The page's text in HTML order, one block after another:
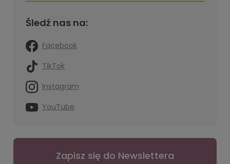
Śledź nas na:
Facebook
TikTok
Instagram
YouTube
Zapisz się do Newslettera